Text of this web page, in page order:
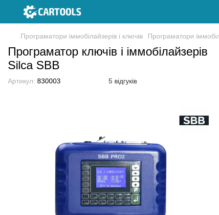
Програматори іммобілайзерів і ключів Програматори
Програматор ключів і іммобілайзерів
Silca SBB
Артикул: 830003 5 відгуків